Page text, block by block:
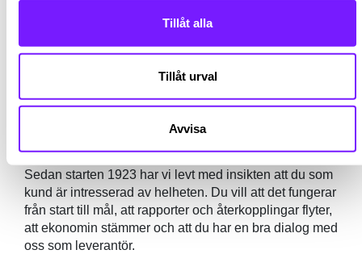
Tillåt alla
Tillåt urval
Avvisa
tanken är att efter det om båda parter är nöjda övergå i
heltid (40h/v) och du kommer att utgå från kontoret i
Uppsala. Arbetstider är 7-16 med viss flexibilitet. Start
uppsägningstid.
äldsta entreprenadföretag
Sedan starten 1923 har vi levt med insikten att du som
kund är intresserad av helheten. Du vill att det fungerar
från start till mål, att rapporter och återkopplingar flyter,
att ekonomin stämmer och att du har en bra dialog med
oss som leverantör.